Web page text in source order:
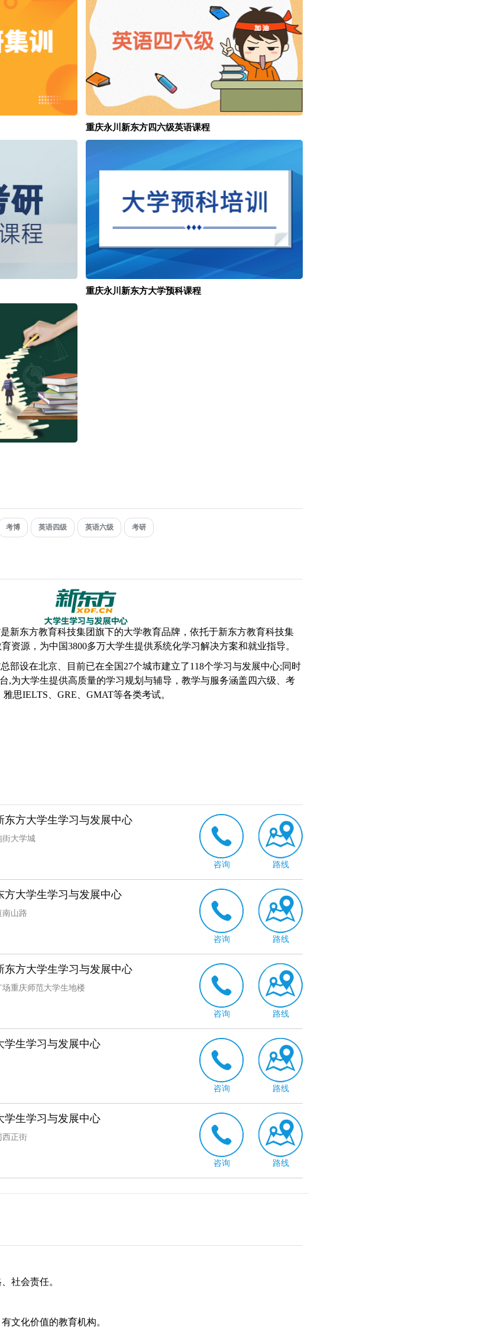
重庆永川新东方四六级英语课程
重庆永川新东方大学预科课程
考博 英语四级 英语六级 考研
新东方教育科技集团旗下的大学教育品牌，依托于新东方教育科技集
资源，为中国3800多万大学生提供系统化学习解决方案和就业指导。
部设在北京、目前已在全国27个城市建立了118个学习与发展中心;同时
,为大学生提供高质量的学习规划与辅导，教学与服务涵盖四六级、考
思IELTS、GRE、 GMAT等各类考试。
东方大学生学习与发展中心
街大学城
咨询 路线
方大学生学习与发展中心
南山路
咨询 路线
东方大学生学习与发展中心
重庆师范大学生地楼
咨询 路线
学生学习与发展中心
咨询 路线
学生学习与发展中心
西正街
咨询 路线
社会责任。
文化价值的教育机构。